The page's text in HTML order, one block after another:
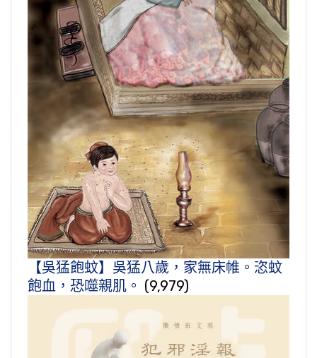
【吳猛飽蚊】吳猛八歲，家無床帷。恣蚊
飽血，恐噬親肌。 (9,979)